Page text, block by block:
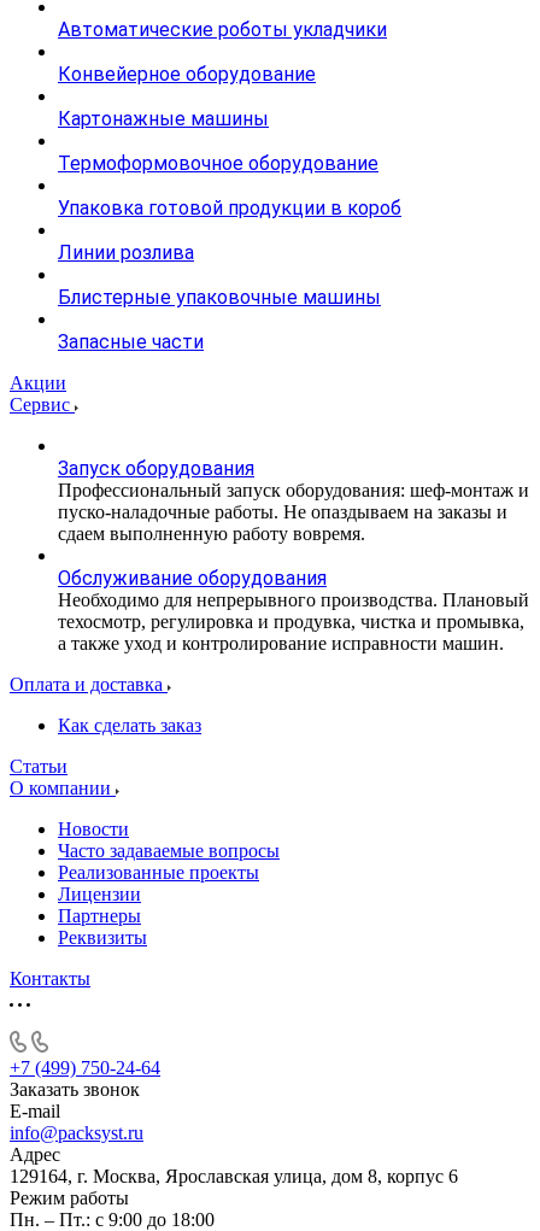
Автоматические роботы укладчики
Конвейерное оборудование
Картонажные машины
Термоформовочное оборудование
Упаковка готовой продукции в короб
Линии розлива
Блистерные упаковочные машины
Запасные части
Акции
Сервис
Запуск оборудования
Профессиональный запуск оборудования: шеф-монтаж и
пуско-наладочные работы. Не опаздываем на заказы и
сдаем выполненную работу вовремя.
Обслуживание оборудования
Необходимо для непрерывного производства. Плановый
техосмотр, регулировка и продувка, чистка и промывка,
а также уход и контролирование исправности машин.
Оплата и доставка
Как сделать заказ
Статьи
О компании
Новости
Часто задаваемые вопросы
Реализованные проекты
Лицензии
Партнеры
Реквизиты
Контакты
+7 (499) 750-24-64
Заказать звонок
E-mail
info@packsyst.ru
Адрес
129164, г. Москва, Ярославская улица, дом 8, корпус 6
Режим работы
Пн. – Пт.: с 9:00 до 18:00